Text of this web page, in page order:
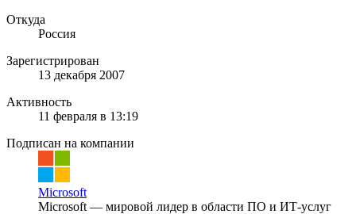
Откуда
Россия
Зарегистрирован
13 декабря 2007
Активность
11 февраля в 13:19
Подписан на компании
Microsoft
Microsoft — мировой лидер в области ПО и ИТ-услуг